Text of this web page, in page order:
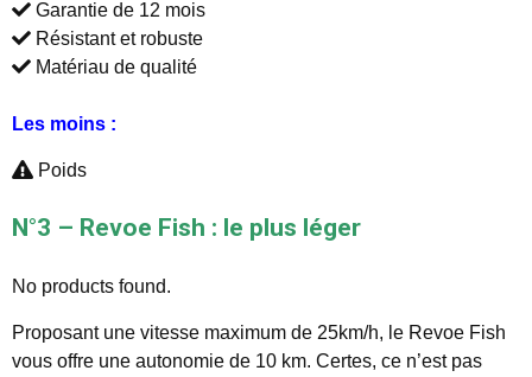
Garantie de 12 mois
Résistant et robuste
Matériau de qualité
Les moins :
Poids
N°3 – Revoe Fish : le plus léger
No products found.
Proposant une vitesse maximum de 25km/h, le Revoe Fish
vous offre une autonomie de 10 km. Certes, ce n’est pas